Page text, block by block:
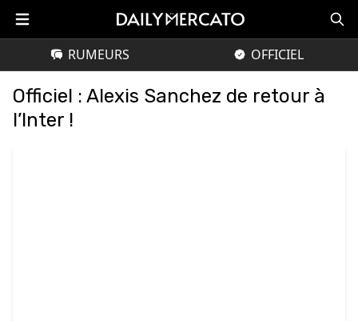
RUMEURS OFFICIEL
Officiel : Alexis Sanchez de retour à
l’Inter !